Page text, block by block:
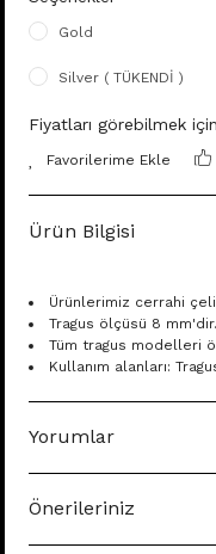
Gold
Silver ( TÜKENDİ )
Fiyatları görebilmek için
Ürün Bilgisi
Ürünlerimiz cerrahi
Tragus ölçüsü 8 mm'dir.
Tüm tragus modelleri
Kullanım alanları:
Yorumlar
Önerileriniz